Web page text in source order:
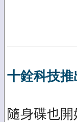
十銓科技推
隨身碟也